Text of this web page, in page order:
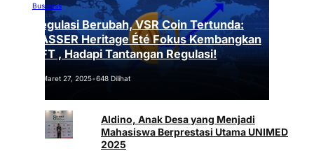
Business
Regulasi Berubah, VSR Coin Tertunda:
VASSER Heritage Été Fokus Kembangkan
NFT , Hadapi Tantangan Regulasi!
Maret 27, 2025•648 Dilihat
Aldino, Anak Desa yang Menjadi
Mahasiswa Berprestasi Utama UNIMED
2025